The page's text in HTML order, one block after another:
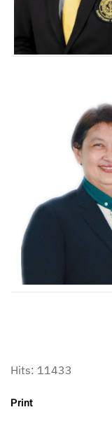
Hits: 11433
Print